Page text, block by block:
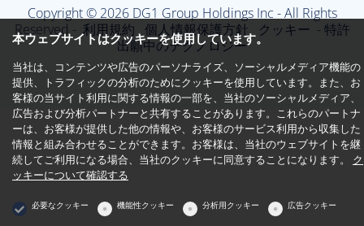
Copyright © 2026 DG1 Group Holdings Inc - All Rights
Reserved - 利用規約 個人情報保護方針 クッキー - 特許
出願中のテクノロジー
本ウェブサイトはクッキーを使用しています。
当社は、コンテンツや広告のパーソナライズ、ソーシャルメディア機能の
提供、トラフィックの分析のためにクッキーを使用しています。また、お
客様の当サイト利用に関する情報の一部を、当社のソーシャルメディア、
広告および分析パートナーと共有することがあります。これらのパートナ
ーは、お客様が提供した他の情報や、お客様のサービス利用から収集した
情報と組み合わせることができます。お客様は、当社のウェブサイトを継
続してご利用になる場合、当社のクッキーに同意することになります。 ク
ッキーについて確認する
必要なクッキー 機能性クッキー 分析用クッキー 広告クッキー